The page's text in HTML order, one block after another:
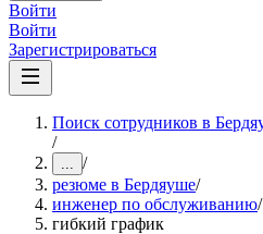
Войти
Войти
Зарегистрироваться
Поиск сотрудников в
/
... /
резюме в Бердяуше/
инженер по обслуживанию/
гибкий график